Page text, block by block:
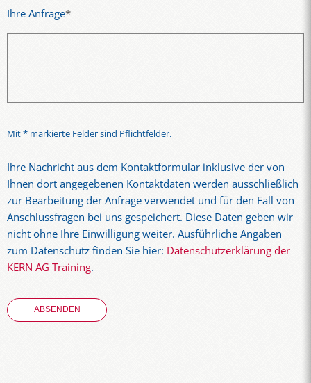
Ihre Anfrage*
Mit * markierte Felder sind Pflichtfelder.
Ihre Nachricht aus dem Kontaktformular inklusive der von
Ihnen dort angegebenen Kontaktdaten werden ausschließlich
zur Bearbeitung der Anfrage verwendet und für den Fall von
Anschlussfragen bei uns gespeichert. Diese Daten geben wir
nicht ohne Ihre Einwilligung weiter. Ausführliche Angaben
zum Datenschutz finden Sie hier: Datenschutzerklärung der
KERN AG Training.